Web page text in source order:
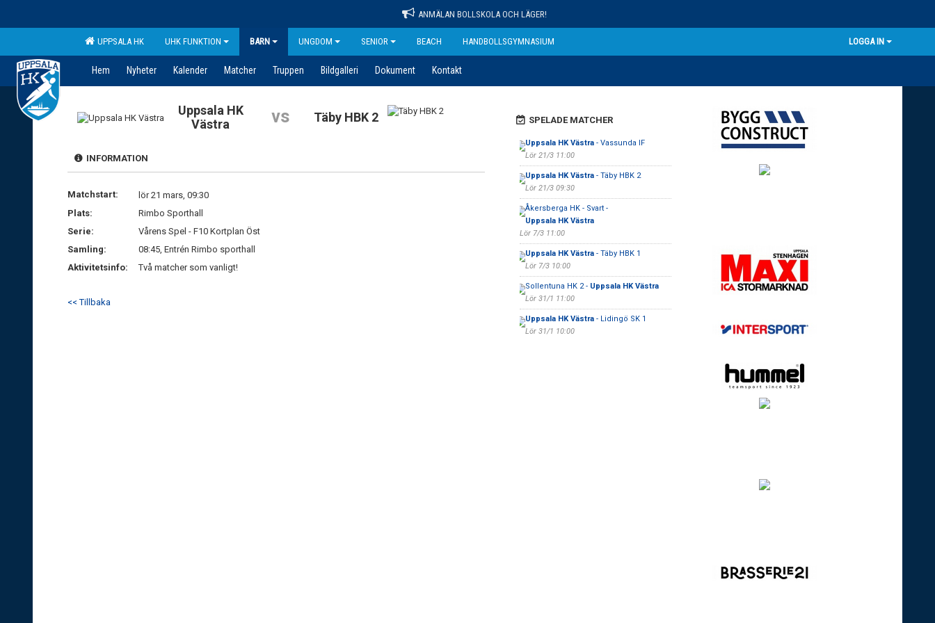
ANMÄLAN BOLLSKOLA OCH LÄGER!
UPPSALA HK UHK FUNKTION BARN UNGDOM SENIOR BEACH HANDBOLLSGYMNASIUM LOGGA IN
Hem Nyheter Kalender Matcher Truppen Bildgalleri Dokument Kontakt
Uppsala HK
Västra
vs Täby HBK 2
INFORMATION
Matchstart:
lör 21 mars, 09:30
Plats:
Rimbo Sporthall
Serie:
Vårens Spel - F10 Kortplan Öst
Samling:
08:45, Entrén Rimbo sporthall
Aktivitetsinfo:
Två matcher som vanligt!
<< Tillbaka
SPELADE MATCHER
Uppsala HK Västra- Vassunda IF
Lör 21/3 11:00
Uppsala HK Västra- Täby HBK 2
Lör 21/3 09:30
Åkersberga HK - Svart -
Uppsala HK Västra
Lör 7/3 11:00
Uppsala HK Västra- Täby HBK 1
Lör 7/3 10:00
Sollentuna HK 2 - Uppsala HK Västra
Lör 31/1 11:00
Uppsala HK Västra- Lidingö SK 1
Lör 31/1 10:00